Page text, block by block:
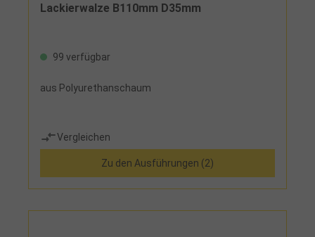
Lackierwalze B110mm D35mm
99 verfügbar
aus Polyurethanschaum
Vergleichen
Zu den Ausführungen (2)